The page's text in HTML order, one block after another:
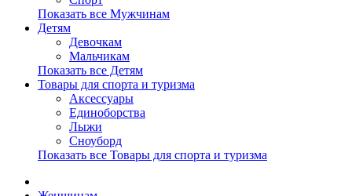
Показать все Мужчинам
Детям
Девочкам
Мальчикам
Показать все Детям
Товары для спорта и туризма
Аксессуары
Единоборства
Лыжи
Сноуборд
Показать все Товары для спорта и туризма